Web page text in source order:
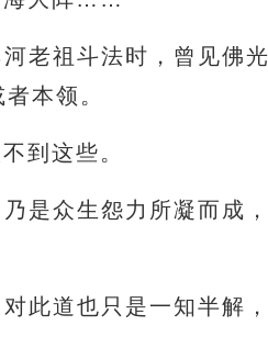
老祖斗法时，曾见佛
本领。
到这些。
是众生怨力所凝而成
此道也只是一知半解